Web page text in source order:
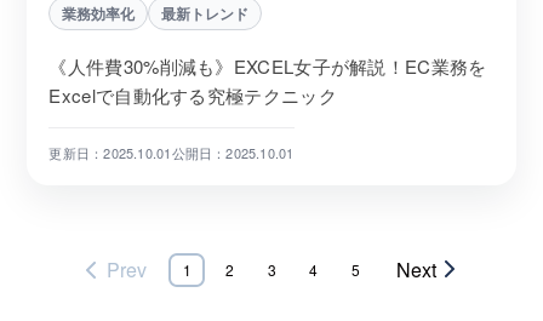
業務効率化 最新トレンド
《人件費30%削減も》EXCEL女子が解説！EC業務を
Excelで自動化する究極テクニック
更新日：2025.10.01公開日：2025.10.01
Prev 1 2 3 4 5 Next